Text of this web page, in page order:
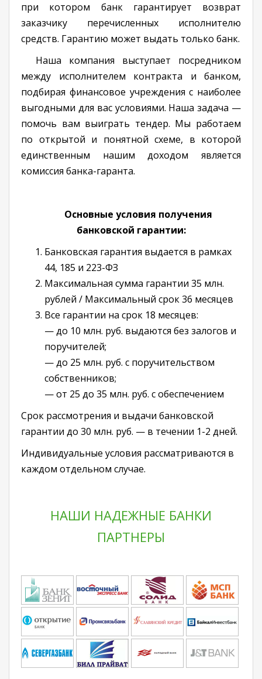
при котором банк гарантирует возврат
заказчику перечисленных исполнителю
средств. Гарантию может выдать только банк.
Наша компания выступает посредником
между исполнителем контракта и банком,
подбирая финансовое учреждения с наиболее
выгодными для вас условиями. Наша задача —
помочь вам выиграть тендер. Мы работаем
по открытой и понятной схеме, в которой
единственным нашим доходом является
комиссия банка-гаранта.
Основные условия получения
банковской гарантии:
Банковская гарантия выдается в рамках
44, 185 и 223-ФЗ
Максимальная сумма гарантии 35 млн.
рублей / Максимальный срок 36 месяцев
Все гарантии на срок 18 месяцев:
— до 10 млн. руб. выдаются без залогов и
поручителей;
— до 25 млн. руб. с поручительством
собственников;
— от 25 до 35 млн. руб. с обеспечением
Срок рассмотрения и выдачи банковской
гарантии до 30 млн. руб. — в течении 1-2 дней.
Индивидуальные условия рассматриваются в
каждом отдельном случае.
НАШИ НАДЕЖНЫЕ БАНКИ
ПАРТНЕРЫ